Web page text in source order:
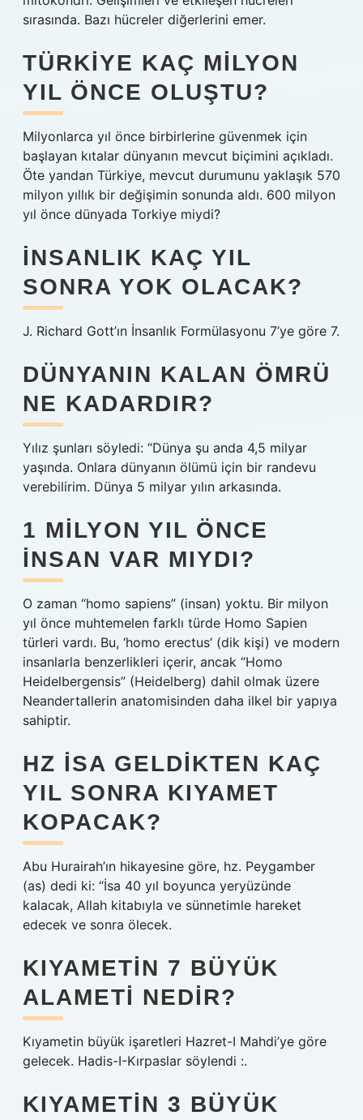
sırasında. Bazı hücreler diğerlerini emer.
TÜRKIYE KAÇ MILYON
YIL ÖNCE OLUŞTU?
Milyonlarca yıl önce birbirlerine güvenmek için
başlayan kıtalar dünyanın mevcut biçimini açıkladı.
Öte yandan Türkiye, mevcut durumunu yaklaşık 570
milyon yıllık bir değişimin sonunda aldı. 600 milyon
yıl önce dünyada Torkiye miydi?
İNSANLIK KAÇ YIL
SONRA YOK OLACAK?
J. Richard Gott’ın İnsanlık Formülasyonu 7’ye göre 7.
DÜNYANIN KALAN ÖMRÜ
NE KADARDIR?
Yılız şunları söyledi: “Dünya şu anda 4,5 milyar
yaşında. Onlara dünyanın ölümü için bir randevu
verebilirim. Dünya 5 milyar yılın arkasında.
1 MILYON YIL ÖNCE
INSAN VAR MIYDI?
O zaman “homo sapiens” (insan) yoktu. Bir milyon
yıl önce muhtemelen farklı türde Homo Sapien
türleri vardı. Bu, ‘homo erectus’ (dik kişi) ve modern
insanlarla benzerlikleri içerir, ancak “Homo
Heidelbergensis” (Heidelberg) dahil olmak üzere
Neandertallerin anatomisinden daha ilkel bir yapıya
sahiptir.
HZ İSA GELDIKTEN KAÇ
YIL SONRA KIYAMET
KOPACAK?
Abu Hurairah’ın hikayesine göre, hz. Peygamber
(as) dedi ki: “İsa 40 yıl boyunca yeryüzünde
kalacak, Allah kitabıyla ve sünnetimle hareket
edecek ve sonra ölecek.
KIYAMETIN 7 BÜYÜK
ALAMETI NEDIR?
Kıyametin büyük işaretleri Hazret-I Mahdi’ye göre
gelecek. Hadis-I-Kırpaslar söylendi :.
KIYAMETIN 3 BÜYÜK